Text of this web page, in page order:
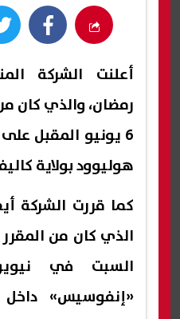
أعلنت الشركة
رمضان، والذي كان
6 يونيو المقبل
هوليوود بولاية
كما قررت الشركة
الذي كان من
السبت في
«إنفوسيس»